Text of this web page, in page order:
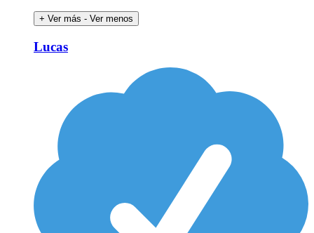
+ Ver más - Ver menos
Lucas